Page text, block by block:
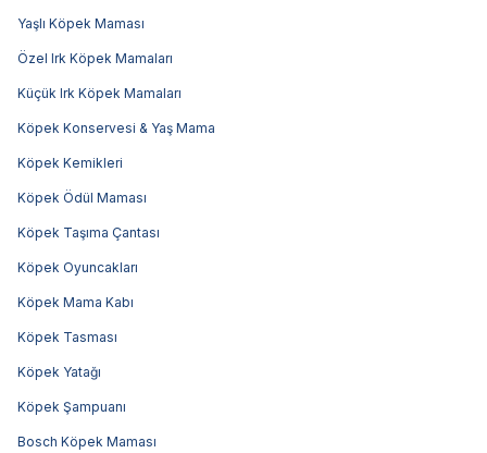
Yaşlı Köpek Maması
Özel Irk Köpek Mamaları
Küçük Irk Köpek Mamaları
Köpek Konservesi & Yaş Mama
Köpek Kemikleri
Köpek Ödül Maması
Köpek Taşıma Çantası
Köpek Oyuncakları
Köpek Mama Kabı
Köpek Tasması
Köpek Yatağı
Köpek Şampuanı
Bosch Köpek Maması